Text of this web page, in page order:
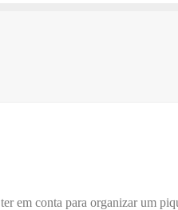
em conta para organizar um